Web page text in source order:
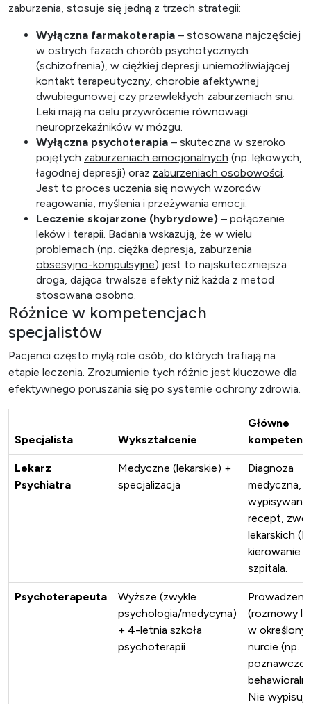
zaburzenia, stosuje się jedną z trzech strategii:
Wyłączna farmakoterapia – stosowana najczęściej
w ostrych fazach chorób psychotycznych
(schizofrenia), w ciężkiej depresji uniemożliwiającej
kontakt terapeutyczny, chorobie afektywnej
dwubiegunowej czy przewlekłych zaburzeniach snu
Leki mają na celu przywrócenie równowagi
neuroprzekaźników w mózgu.
Wyłączna psychoterapia – skuteczna w szeroko
pojętych zaburzeniach emocjonalnych (np. lękowych,
łagodnej depresji) oraz zaburzeniach osobowości
Jest to proces uczenia się nowych wzorców
reagowania, myślenia i przeżywania emocji.
Leczenie skojarzone (hybrydowe) – połączenie
leków i terapii. Badania wskazują, że w wielu
problemach (np. ciężka depresja, zaburzenia
obsesyjno-kompulsyjne) jest to najskuteczniejsza
droga, dająca trwalsze efekty niż każda z metod
stosowana osobno.
Różnice w kompetencjach
specjalistów
Pacjenci często mylą role osób, do których trafiają na
etapie leczenia. Zrozumienie tych różnic jest kluczowe dla
efektywnego poruszania się po systemie ochrony zdrowia.
Specjalista Wykształcenie
Główne
Lekarz
Psychiatra
Medyczne (lekarskie) +
specjalizacja
Diagnoza
medyczna,
wypisywanie
recept,
lekarskich
kierowanie
szpitala.
Psychoterapeuta
Wyższe (zwykle
psychologia/medycyna)
+ 4-letnia szkoła
psychoterapii
(rozmowy
w
nurcie (np.
poznawczo-
Nie